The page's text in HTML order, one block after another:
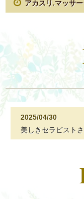
アカスリ.マッサ
2025/04/30
美しきセラピスト